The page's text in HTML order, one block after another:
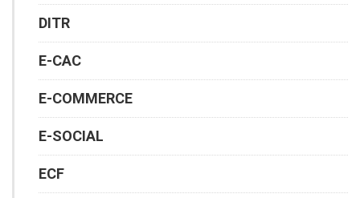
DITR
E-CAC
E-COMMERCE
E-SOCIAL
ECF